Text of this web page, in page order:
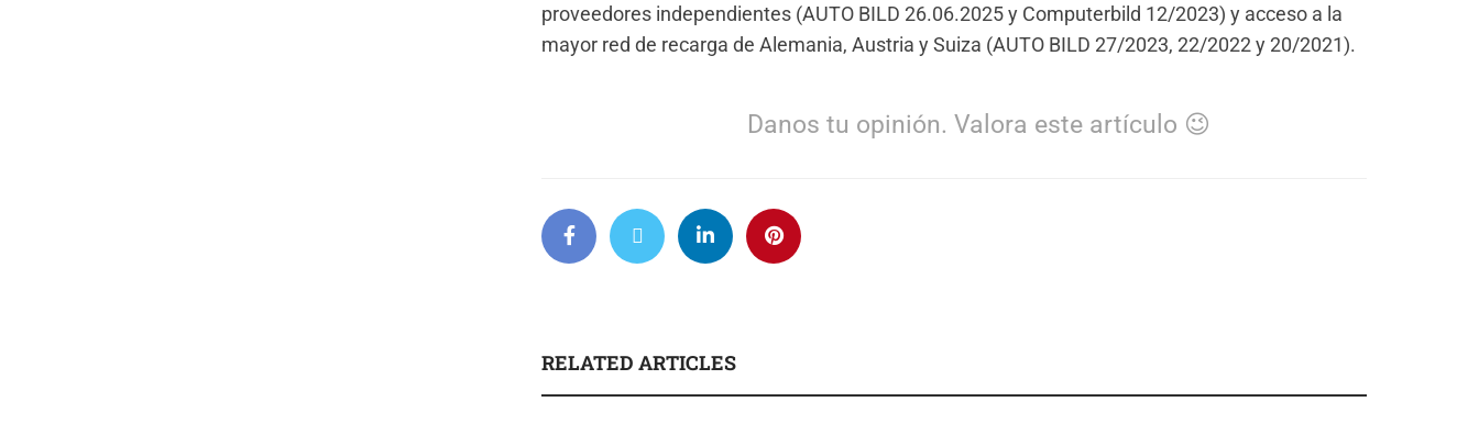
proveedores independientes (AUTO BILD 26.06.2025 y Computerbild 12/2023) y acceso a la
mayor red de recarga de Alemania, Austria y Suiza (AUTO BILD 27/2023, 22/2022 y 20/2021).
Danos tu opinión. Valora este artículo 😉
RELATED ARTICLES